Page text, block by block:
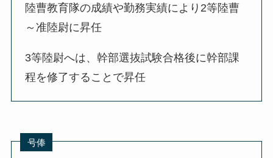
陸曹教育隊の成績や勤務実績により2等陸曹
～准陸尉に昇任
3等陸尉へは、幹部選抜試験合格後に幹部課
程を修了することで昇任
号俸